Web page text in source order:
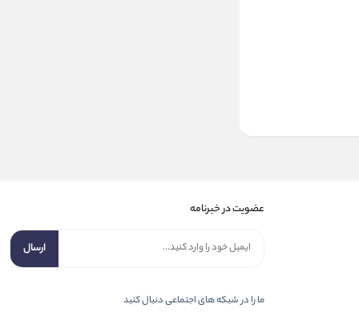
عضویت در خبرنامه
ارسال
ما را در شبكه های اجتماعی دنبال کنید